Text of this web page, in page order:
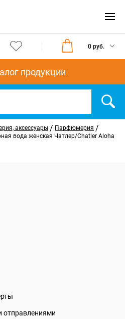
0 руб.
продукции
аксессуары / Парфюмерия /
вода женская Чатлер/Chatler Aloha
отправлениями